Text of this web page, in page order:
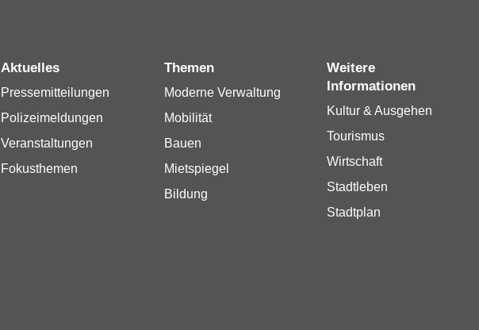
Aktuelles
Pressemitteilungen
Polizeimeldungen
Veranstaltungen
Fokusthemen
Themen
Moderne Verwaltung
Mobilität
Bauen
Mietspiegel
Bildung
Weitere
Informationen
Kultur & Ausgehen
Tourismus
Wirtschaft
Stadtleben
Stadtplan